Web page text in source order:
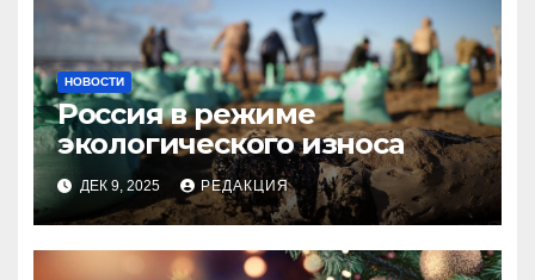
НОВОСТИ
Россия в режиме
экологического износа
ДЕК 9, 2025 РЕДАКЦИЯ